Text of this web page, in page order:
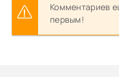
Комментариев
первым!